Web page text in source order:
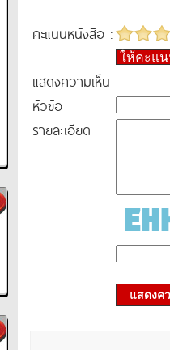
คะแนนหนังสือ :
ให้คะแ
แสดงความเห็น
หัวข้อ
รายละเอียด
แสดงค